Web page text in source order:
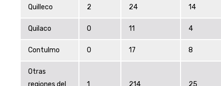
Quilleco 2 24 14
Quilaco 0 11 4
Contulmo 0 17 8
Otras
regiones del
1 214 25